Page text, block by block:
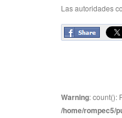
Las autoridades
Warning: count():
/home/rompec5/